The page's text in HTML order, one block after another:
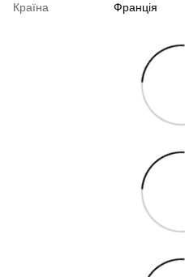
Країна
Франція